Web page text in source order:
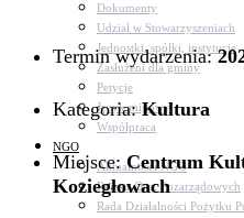
Dokumenty
Udział w Stowarzyszeniach
Jednostki, spółki, instytucje
Zasłużeni dla gminy
Petycje
Język migowy
Współpraca
NGO
Aktualności NGO
Rejestr Org. Pozarządowych
Rada Działalności Pożytku
Termin wydarzenia:
Kategoria:Kultura
Miejsce:Centrum
Koziegłowach